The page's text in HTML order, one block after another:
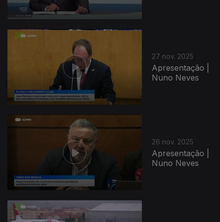
27 nov. 2025
Apresentação |
Nuno Neves
26 nov. 2025
Apresentação |
Nuno Neves
891642